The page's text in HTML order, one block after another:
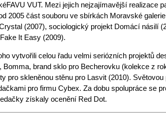
VUT. Mezi jejich nejzajímavější realizace
2005 část souboru ve sbírkách Moravské
(2007), sociologický projekt Domácí násilí
It Easy (2009).
vytvořili celou řadu velmi seriózních projektů
Bomma, brand sklo pro Becherovku (kolekce z
pro skleněnou stěnu pro Lasvit (2010).
pro firmu Cybex. Za dobu spolupráce se
získaly ocenění Red Dot.